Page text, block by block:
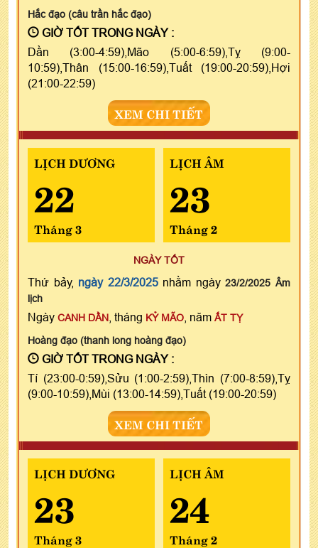
Hắc đạo (câu trần hắc đạo)
GIỜ TỐT TRONG NGÀY :
Dần (3:00-4:59),Mão (5:00-6:59),Tỵ (9:00-
10:59),Thân (15:00-16:59),Tuất (19:00-20:59),Hợi
(21:00-22:59)
XEM CHI TIẾT
LỊCH DƯƠNG
22
Tháng 3
LỊCH ÂM
23
Tháng 2
NGÀY TỐT
Thứ bảy, ngày 22/3/2025nhằm ngày23/2/2025 Âm
lịch
Ngày CANH DẦN , tháng KỶ MÃO , năm ẤT TỴ
Hoàng đạo (thanh long hoàng đạo)
GIỜ TỐT TRONG NGÀY :
Tí (23:00-0:59),Sửu (1:00-2:59),Thìn (7:00-8:59),Tỵ
(9:00-10:59),Mùi (13:00-14:59),Tuất (19:00-20:59)
XEM CHI TIẾT
LỊCH DƯƠNG
23
Tháng 3
LỊCH ÂM
24
Tháng 2